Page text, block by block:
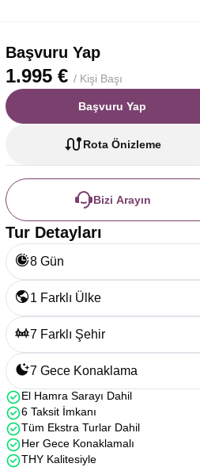
Başvuru Yap
1.995 € / Kişi Başı
Başvuru Yap
Rota Önizleme
Bizi Arayın
Tur Detayları
8 Gün
1 Farklı Ülke
7 Farklı Şehir
7 Gece Konaklama
El Hamra Sarayı Dahil
6 Taksit İmkanı
Tüm Ekstra Turlar Dahil
Her Gece Konaklamalı
THY Kalitesiyle